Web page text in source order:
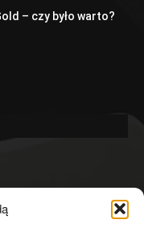
– czy było warto?